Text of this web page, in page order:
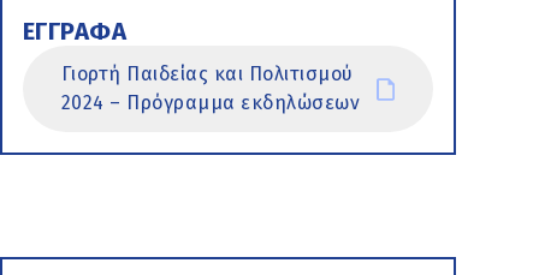
ΕΓΓΡΑΦΑ
Γιορτή Παιδείας και Πολιτισμού
2024 – Πρόγραμμα εκδηλώσεων